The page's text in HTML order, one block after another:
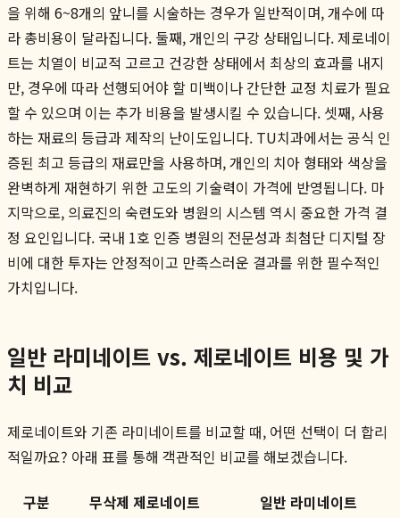
을 위해 6~8개의 앞니를 시술하는 경우가 일반적이며, 개수에 따
라 총비용이 달라집니다. 둘째, 개인의 구강 상태입니다. 제로네이
트는 치열이 비교적 고르고 건강한 상태에서 최상의 효과를 내지
만, 경우에 따라 선행되어야 할 미백이나 간단한 교정 치료가 필요
할 수 있으며 이는 추가 비용을 발생시킬 수 있습니다. 셋째, 사용
하는 재료의 등급과 제작의 난이도입니다. TU치과에서는 공식 인
증된 최고 등급의 재료만을 사용하며, 개인의 치아 형태와 색상을
완벽하게 재현하기 위한 고도의 기술력이 가격에 반영됩니다. 마
지막으로, 의료진의 숙련도와 병원의 시스템 역시 중요한 가격 결
정 요인입니다. 국내 1호 인증 병원의 전문성과 최첨단 디지털 장
비에 대한 투자는 안정적이고 만족스러운 결과를 위한 필수적인
가치입니다.
일반 라미네이트 vs. 제로네이트 비용 및 가
치 비교
제로네이트와 기존 라미네이트를 비교할 때, 어떤 선택이 더 합리
적일까요? 아래 표를 통해 객관적인 비교를 해보겠습니다.
구분 무삭제 제로네이트
일반 라미네이트